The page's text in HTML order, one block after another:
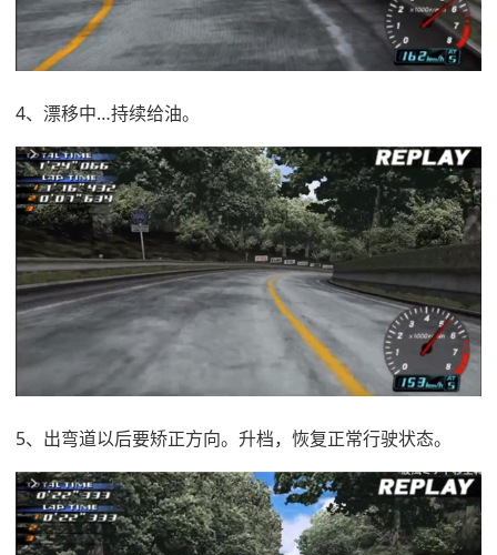
4、漂移中…持续给油。
5、出弯道以后要矫正方向。升档，恢复正常行驶状态。